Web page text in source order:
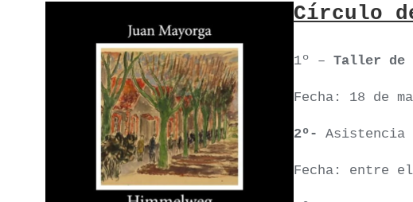
Círculo
1º – Taller de
Fecha: 18 de
2º- Asistencia
Fecha: entre